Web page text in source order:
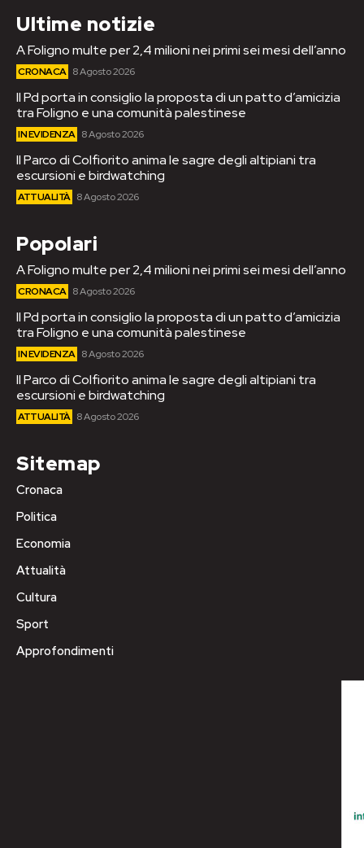
Ultime notizie
A Foligno multe per 2,4 milioni nei primi sei mesi dell’anno
CRONACA 8 Agosto 2026
Il Pd porta in consiglio la proposta di un patto d’amicizia
tra Foligno e una comunità palestinese
IN EVIDENZA 8 Agosto 2026
Il Parco di Colfiorito anima le sagre degli altipiani tra
escursioni e birdwatching
ATTUALITÀ 8 Agosto 2026
Popolari
A Foligno multe per 2,4 milioni nei primi sei mesi dell’anno
CRONACA 8 Agosto 2026
Il Pd porta in consiglio la proposta di un patto d’amicizia
tra Foligno e una comunità palestinese
IN EVIDENZA 8 Agosto 2026
Il Parco di Colfiorito anima le sagre degli altipiani tra
escursioni e birdwatching
ATTUALITÀ 8 Agosto 2026
Sitemap
Cronaca
Politica
Economia
Attualità
Cultura
Sport
Approfondimenti